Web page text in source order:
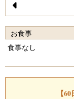
Pr
e
vi
o
u
お食事
食事なし
【60